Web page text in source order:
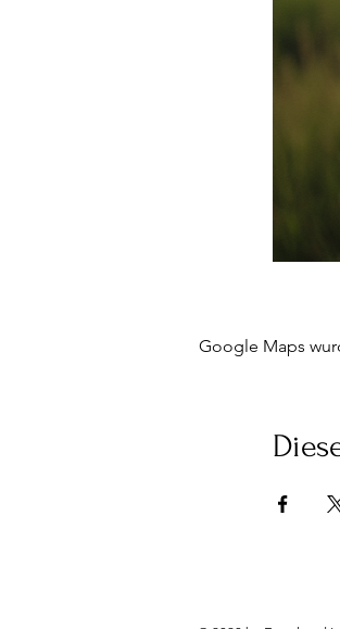
Google Maps